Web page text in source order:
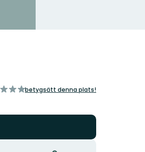
betygsätt denna plats!